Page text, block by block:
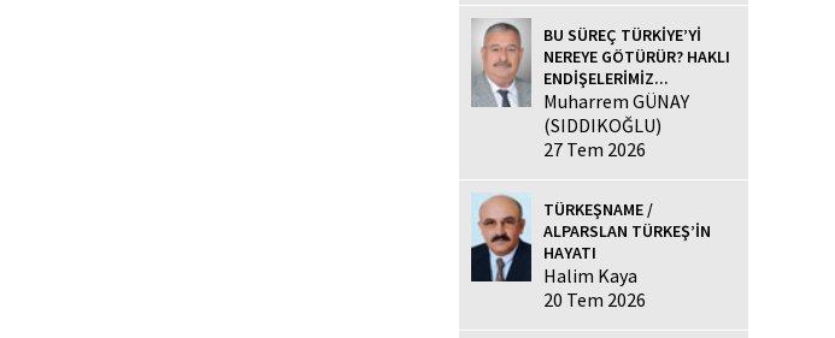
BU SÜREÇ TÜRKİYE’Yİ
NEREYE GÖTÜRÜR? HAKLI
ENDİŞELERİMİZ...
Muharrem GÜNAY
(SIDDIKOĞLU)
27 Tem 2026
TÜRKEŞNAME /
ALPARSLAN TÜRKEŞ’İN
HAYATI
Halim Kaya
20 Tem 2026